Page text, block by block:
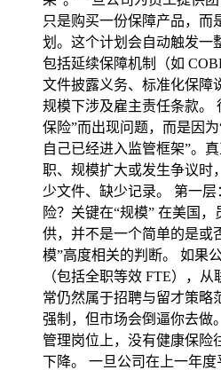
只是购买一份保障产品，而
划。这个计划会自动触发一
包括延续保障机制（如
文件披露义务、标准化保障
规模下涉及雇主责任条款。
保险”而出现问题，而是因
自己已经进入监管框架”。
职、规模扩大或发生争议时
少文件、缺少记录。 第一
险？关键在“规模” 在美国
供，并不是一个简单的是或
模”高度相关的判断。 如果
（包括全职等效 FTE），
常仍然属于招聘与留才策略
强制，但市场会倒逼你去做
管理岗位上，没有健康保险
下降。 一旦公司在上一年度